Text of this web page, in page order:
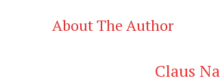
About The Author
Claus